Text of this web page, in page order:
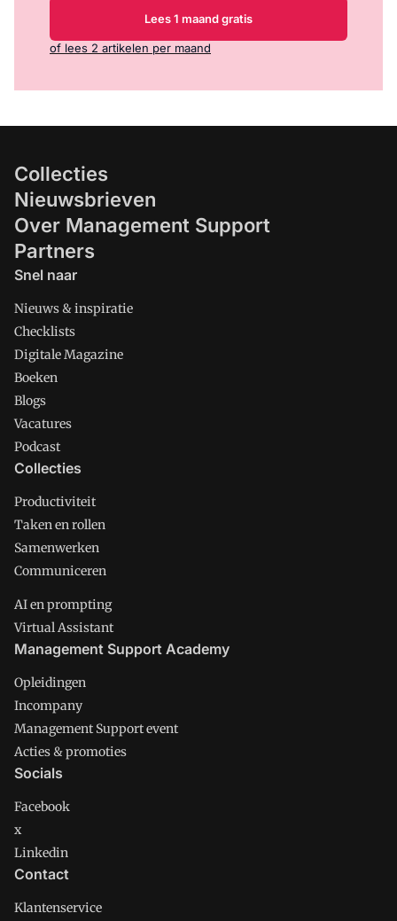
Lees 1 maand gratis
of lees 2 artikelen per maand
Collecties
Nieuwsbrieven
Over Management Support
Partners
Snel naar
Nieuws & inspiratie
Checklists
Digitale Magazine
Boeken
Blogs
Vacatures
Podcast
Collecties
Productiviteit
Taken en rollen
Samenwerken
Communiceren
AI en prompting
Virtual Assistant
Management Support Academy
Opleidingen
Incompany
Management Support event
Acties & promoties
Socials
Facebook
x
Linkedin
Contact
Klantenservice